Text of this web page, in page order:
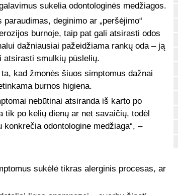
sukelia odontologinės medžiagos.
deginimo ar „peršėjimo“
burnoje, taip pat gali atsirasti odos
dažniausiai pažeidžiama rankų oda – ją
atsirasti smulkių pūslelių.
kad žmonės šiuos simptomus dažnai
burnos higiena.
nebūtinai atsiranda iš karto po
tik po kelių dienų ar net savaičių, todėl
odontologine medžiaga“, –
sukėlė tikras alerginis procesas, ar